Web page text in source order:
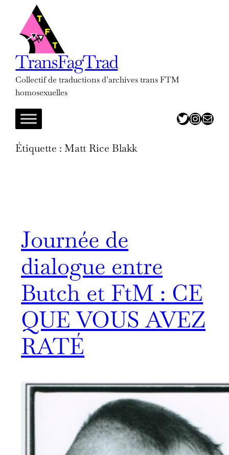
contenu
TransFagTrad
Collectif de traductions d’archives trans FTM
homosexuelles
twitter
insta
adresse mail
Étiquette :Matt Rice Blakk
Journée de
dialogue entre
Butch et FtM : CE
QUE VOUS AVEZ
RATÉ